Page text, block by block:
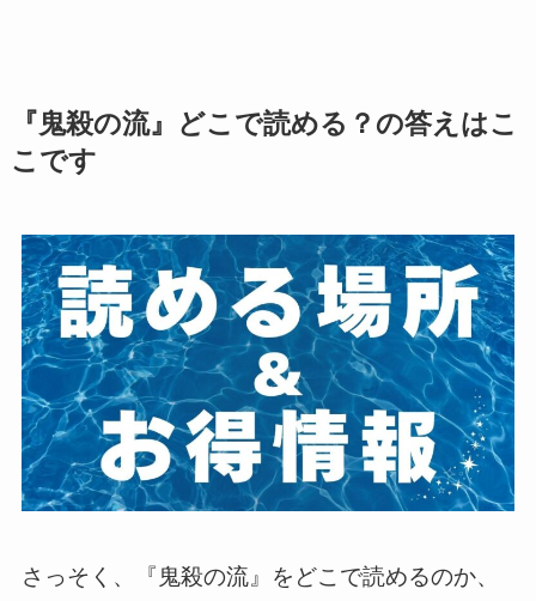
『鬼殺の流』どこで読める？の答えはこ
こです
さっそく、『鬼殺の流』をどこで読めるのか、